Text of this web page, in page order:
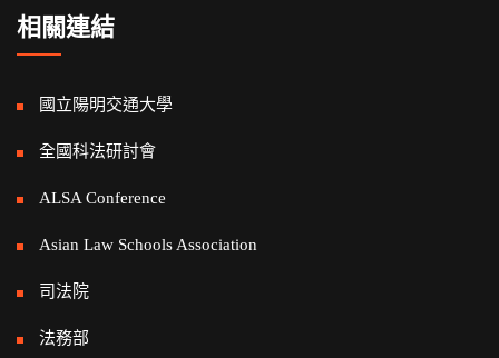
相關連結
國立陽明交通大學
全國科法研討會
ALSA Conference
Asian Law Schools Association
司法院
法務部